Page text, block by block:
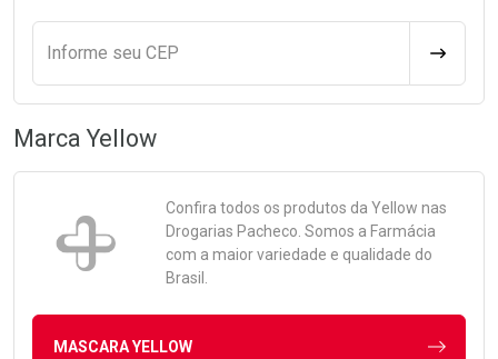
Informe seu CEP
Marca Yellow
Confira todos os produtos da Yellow nas
Drogarias Pacheco. Somos a Farmácia
com a maior variedade e qualidade do
Brasil.
MASCARA YELLOW